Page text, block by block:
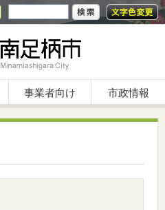
事業者向け 市政情報